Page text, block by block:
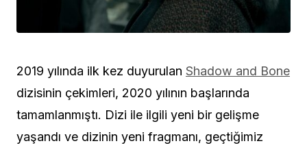
2019 yılında ilk kez duyurulan Shadow and Bone
dizisinin çekimleri, 2020 yılının başlarında
tamamlanmıştı. Dizi ile ilgili yeni bir gelişme
yaşandı ve dizinin yeni fragmanı, geçtiğimiz